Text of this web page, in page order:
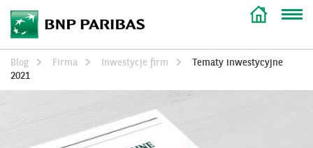
Blog Firma Inwestycje firm
Tematy inwestycyjne
2021